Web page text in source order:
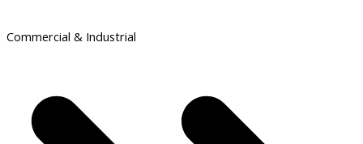
Commercial & Industrial